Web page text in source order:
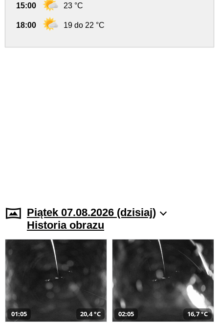
15:00 23 °C
18:00 19 do 22 °C
Piątek 07.08.2026 (dzisiaj)
Historia obrazu
01:05 20,4 °C 02:05 16,7 °C